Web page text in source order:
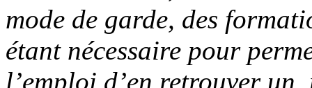
mode de garde, des
étant nécessaire pour
l’emploi d’en retrouver